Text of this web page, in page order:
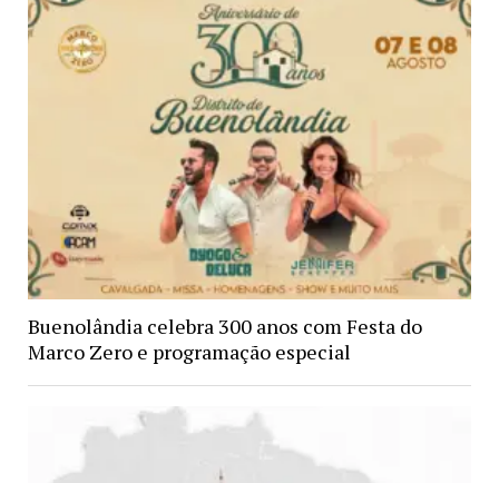
Buenolândia celebra 300 anos com Festa do
Marco Zero e programação especial